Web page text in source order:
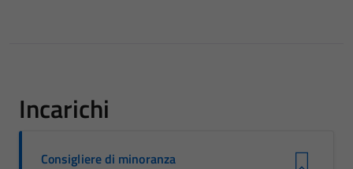
Incarichi
Consigliere di minoranza